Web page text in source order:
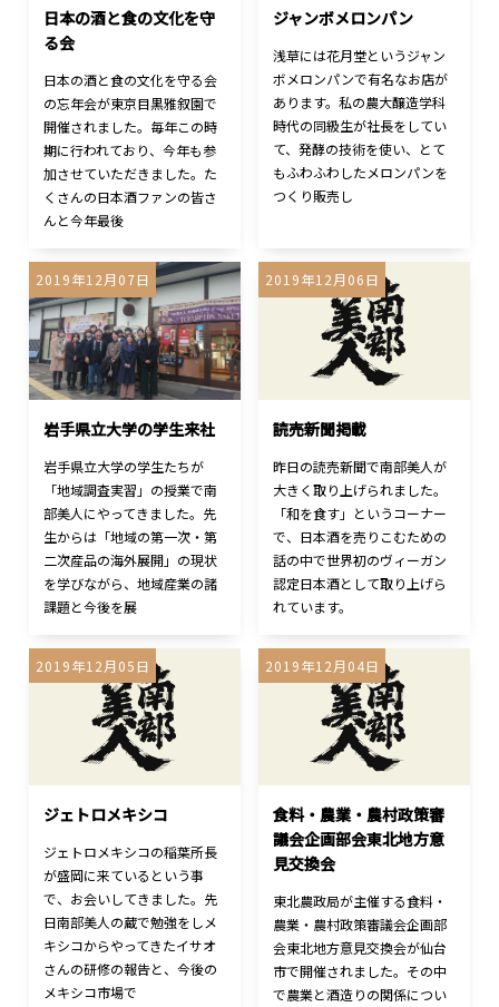
日本の酒と食の文化を守
る会
日本の酒と食の文化を守る会
の忘年会が東京目黒雅叙園で
開催されました。毎年この時
期に行われており、今年も参
加させていただきました。た
くさんの日本酒ファンの皆さ
んと今年最後
ジャンボメロンパン
浅草には花月堂というジャン
ボメロンパンで有名なお店が
あります。私の農大醸造学科
時代の同級生が社長をしてい
て、発酵の技術を使い、とて
もふわふわしたメロンパンを
つくり販売し
2019年12月07日
岩手県立大学の学生来社
岩手県立大学の学生たちが
「地域調査実習」の授業で南
部美人にやってきました。先
生からは「地域の第一次・第
二次産品の海外展開」の現状
を学びながら、地域産業の諸
課題と今後を展
2019年12月06日
読売新聞掲載
昨日の読売新聞で南部美人が
大きく取り上げられました。
「和を食す」というコーナー
で、日本酒を売りこむための
話の中で世界初のヴィーガン
認定日本酒として取り上げら
れています。
2019年12月05日
ジェトロメキシコ
ジェトロメキシコの稲葉所長
が盛岡に来ているという事
で、お会いしてきました。先
日南部美人の蔵で勉強をしメ
キシコからやってきたイサオ
さんの研修の報告と、今後の
メキシコ市場で
2019年12月04日
食料・農業・農村政策審
議会企画部会東北地方意
見交換会
東北農政局が主催する食料・
農業・農村政策審議会企画部
会東北地方意見交換会が仙台
市で開催されました。その中
で農業と酒造りの関係につい